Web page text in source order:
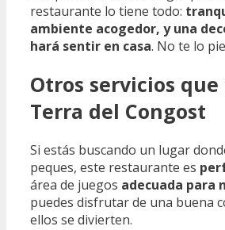
restaurante lo tiene todo:
ambiente acogedor, y una
hará sentir en casa. No te lo
Otros servicios
Terra del Congost
Si estás buscando un lugar
peques, este restaurante es
área de juegos adecuada para
puedes disfrutar de una buena
ellos se divierten.